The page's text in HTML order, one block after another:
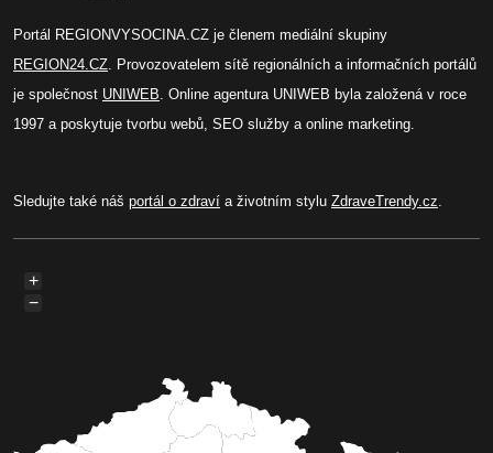
Portál REGIONVYSOCINA.CZ je členem mediální skupiny
REGION24.CZ . Provozovatelem sítě regionálních a informačních portálů
je společnost UNIWEB . Online agentura UNIWEB byla založená v roce
1997 a poskytuje tvorbu webů, SEO služby a online marketing.
Sledujte také náš portál o zdraví a životním stylu ZdraveTrendy.cz
+
−